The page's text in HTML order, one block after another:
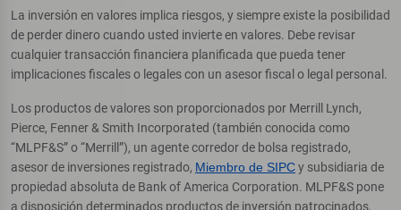
La inversión en valores implica riesgos, y siempre existe la posibilidad
de perder dinero cuando usted invierte en valores. Debe revisar
cualquier transacción financiera planificada que pueda tener
implicaciones fiscales o legales con un asesor fiscal o legal personal.
Los productos de valores son proporcionados por Merrill Lynch,
Pierce, Fenner & Smith Incorporated (también conocida como
“MLPF&S” o “Merrill”), un agente corredor de bolsa registrado,
asesor de inversiones registrado, Miembro de SIPCy subsidiaria de
propiedad absoluta de Bank of America Corporation. MLPF&S pone
a disposición determinados productos de inversión patrocinados,